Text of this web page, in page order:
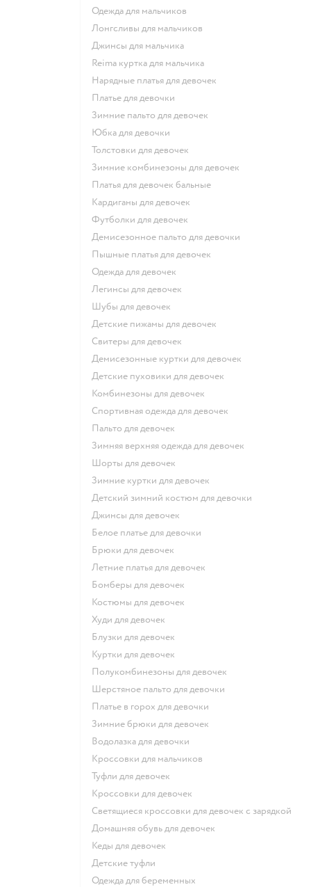
Одежда для мальчиков
Лонгсливы для мальчиков
Джинсы для мальчика
Reima куртка для мальчика
Нарядные платья для девочек
Платье для девочки
Зимние пальто для девочек
Юбка для девочки
Толстовки для девочек
Зимние комбинезоны для девочек
Платья для девочек бальные
Кардиганы для девочек
Футболки для девочек
Демисезонное пальто для девочки
Пышные платья для девочек
Одежда для девочек
Легинсы для девочек
Шубы для девочек
Детские пижамы для девочек
Свитеры для девочек
Демисезонные куртки для девочек
Детские пуховики для девочек
Комбинезоны для девочек
Спортивная одежда для девочек
Пальто для девочек
Зимняя верхняя одежда для девочек
Шорты для девочек
Зимние куртки для девочек
Детский зимний костюм для девочки
Джинсы для девочек
Белое платье для девочки
Брюки для девочек
Летние платья для девочек
Бомберы для девочек
Костюмы для девочек
Худи для девочек
Блузки для девочек
Куртки для девочек
Полукомбинезоны для девочек
Шерстяное пальто для девочки
Платье в горох для девочки
Зимние брюки для девочек
Водолазка для девочки
Кроссовки для мальчиков
Туфли для девочек
Кроссовки для девочек
Светящиеся кроссовки для девочек с зарядкой
Домашняя обувь для девочек
Кеды для девочек
Детские туфли
Одежда для беременных